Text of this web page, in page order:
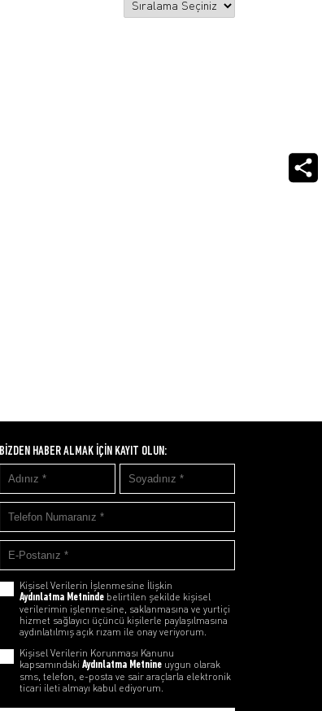
BİZDEN HABER ALMAK İÇİN KAYIT OLUN:
Kişisel Verilerin İşlenmesine İlişkin
Aydınlatma Metninde belirtilen şekilde kişisel
verilerimin işlenmesine, saklanmasına ve yurtiçi
hizmet sağlayıcı üçüncü kişilerle paylaşılmasına
aydınlatılmış açık rızam ile onay veriyorum.
Kişisel Verilerin Korunması Kanunu
kapsamındaki Aydınlatma Metnine uygun olarak
sms, telefon, e-posta ve sair araçlarla elektronik
ticari ileti almayı kabul ediyorum.